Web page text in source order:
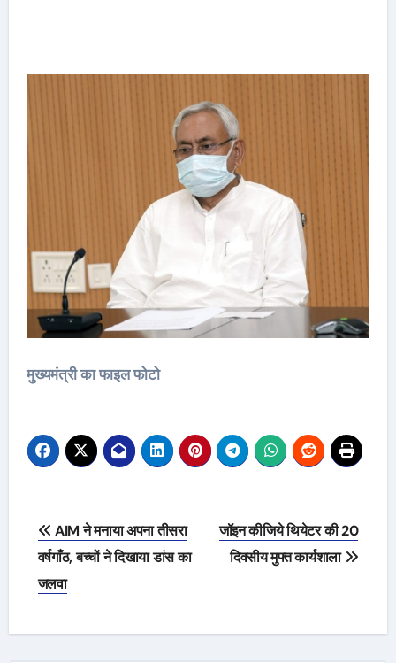
मुख्यमंत्री का फाइल फोटो
Post
navigation
AIM ने मनाया अपना तीसरा
वर्षगाँठ, बच्चों ने दिखाया डांस का
जलवा
जॉइन कीजिये थियेटर की 20
दिवसीय मुफ्त कार्यशाला